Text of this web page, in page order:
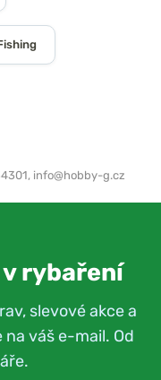
info@hobby-g.cz
rybaření
slevové akce a
váš e-mail. Od